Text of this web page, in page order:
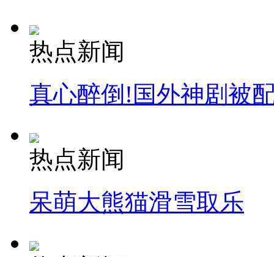
热点新闻
真心醉倒!国外神剧被
热点新闻
呆萌大熊猫滑雪取乐